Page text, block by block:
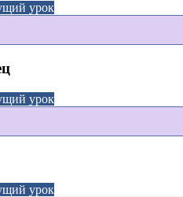
урок
урок
урок